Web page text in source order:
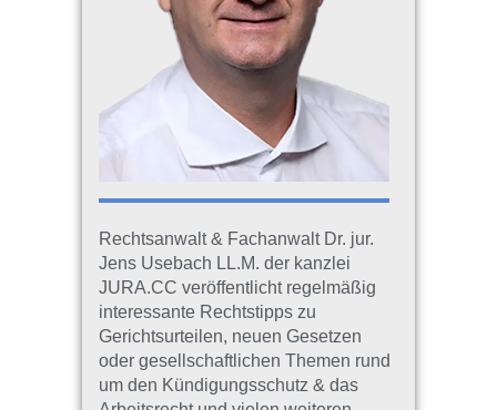
Rechtsanwalt & Fachanwalt Dr. jur.
Jens Usebach LL.M. der kanzlei
JURA.CC veröffentlicht regelmäßig
interessante Rechtstipps zu
Gerichtsurteilen, neuen Gesetzen
oder gesellschaftlichen Themen rund
um den Kündigungsschutz & das